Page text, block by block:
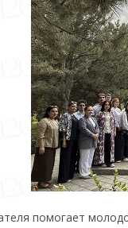
помогает